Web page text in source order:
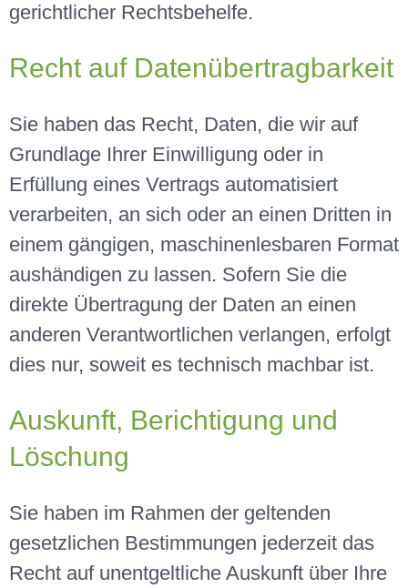
gerichtlicher Rechtsbehelfe.
Recht auf Datenübertragbarkeit
Sie haben das Recht, Daten, die wir auf
Grundlage Ihrer Einwilligung oder in
Erfüllung eines Vertrags automatisiert
verarbeiten, an sich oder an einen Dritten in
einem gängigen, maschinenlesbaren Format
aushändigen zu lassen. Sofern Sie die
direkte Übertragung der Daten an einen
anderen Verantwortlichen verlangen, erfolgt
dies nur, soweit es technisch machbar ist.
Auskunft, Berichtigung und
Löschung
Sie haben im Rahmen der geltenden
gesetzlichen Bestimmungen jederzeit das
Recht auf unentgeltliche Auskunft über Ihre